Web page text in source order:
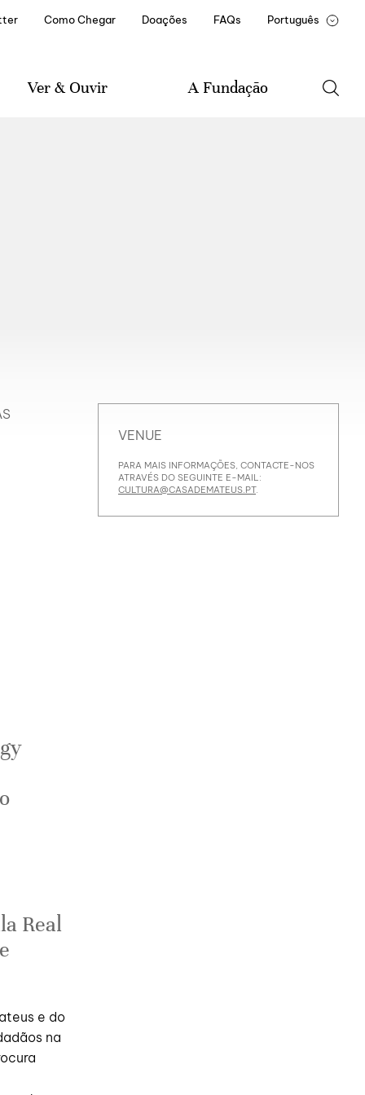
Como Chegar Doações FAQs Português
Ver & Ouvir A Fundação
Real
e do
na
VENUE
PARA MAIS INFORMAÇÕES, CONTACTE-NOS
ATRAVÉS DO SEGUINTE E-MAIL:
CULTURA@CASADEMATEUS.PT.